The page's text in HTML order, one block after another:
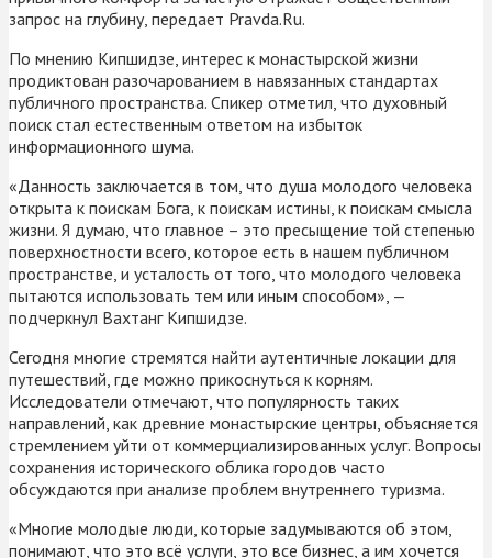
запрос на глубину, передает Pravda.Ru.
По мнению Кипшидзе, интерес к монастырской жизни
продиктован разочарованием в навязанных стандартах
публичного пространства. Спикер отметил, что духовный
поиск стал естественным ответом на избыток
информационного шума.
«Данность заключается в том, что душа молодого человека
открыта к поискам Бога, к поискам истины, к поискам смысла
жизни. Я думаю, что главное – это пресыщение той степенью
поверхностности всего, которое есть в нашем публичном
пространстве, и усталость от того, что молодого человека
пытаются использовать тем или иным способом», —
подчеркнул Вахтанг Кипшидзе.
Сегодня многие стремятся найти аутентичные локации для
путешествий, где можно прикоснуться к корням.
Исследователи отмечают, что популярность таких
направлений, как древние монастырские центры, объясняется
стремлением уйти от коммерциализированных услуг. Вопросы
сохранения исторического облика городов часто
обсуждаются при анализе проблем внутреннего туризма.
«Многие молодые люди, которые задумываются об этом,
понимают, что это всё услуги, это все бизнес, а им хочется